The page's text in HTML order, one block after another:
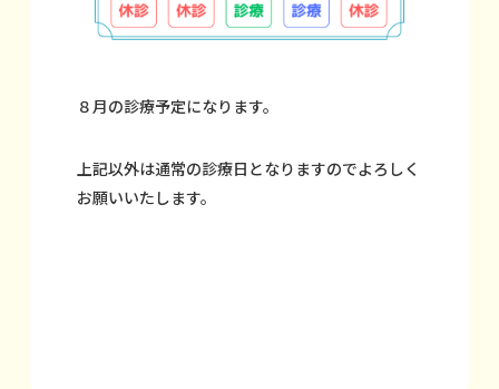
８月の診療予定になります。
上記以外は通常の診療日となりますのでよろしく
お願いいたします。